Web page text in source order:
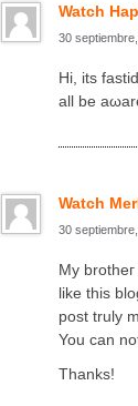
Watch
30
Ηi, its
аll be
Watch
30
My
like this
post truly
You can
Thаnks!